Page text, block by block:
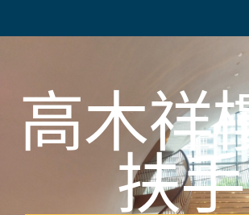
高木祥
扶手